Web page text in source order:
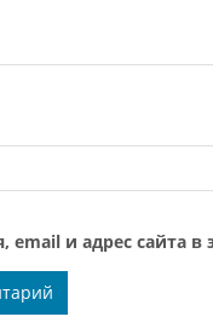
email и адрес сайта